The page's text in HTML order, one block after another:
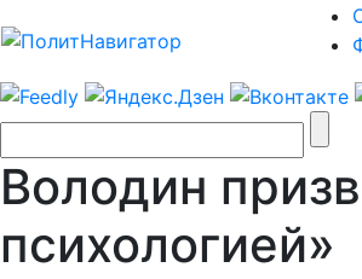
Володин
психологией»